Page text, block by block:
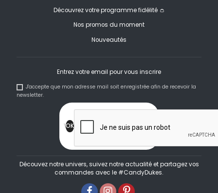
Découvrez votre programme fidélité 👛
Nos promos du moment
Nouveautés
Entrez votre email pour vous inscrire
J'accepte que mon adresse mail soit enregistrée afin de recevoir la
newsletter.
Découvez notre univers, suivez notre actualité et partagez vos
commandes avec le #CandyDukes.